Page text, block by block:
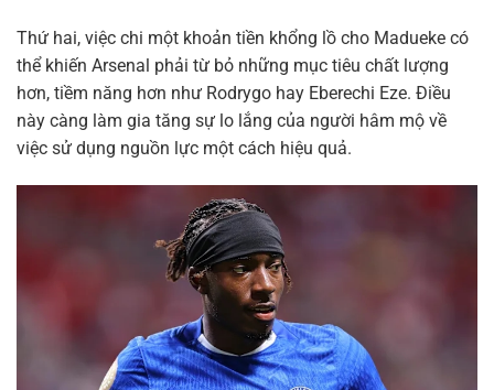
Thứ hai, việc chi một khoản tiền khổng lồ cho Madueke có
thể khiến Arsenal phải từ bỏ những mục tiêu chất lượng
hơn, tiềm năng hơn như Rodrygo hay Eberechi Eze. Điều
này càng làm gia tăng sự lo lắng của người hâm mộ về
việc sử dụng nguồn lực một cách hiệu quả.